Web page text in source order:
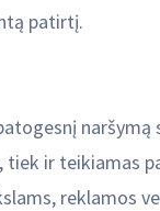
patirtį.
ir teikiamas
reklamos